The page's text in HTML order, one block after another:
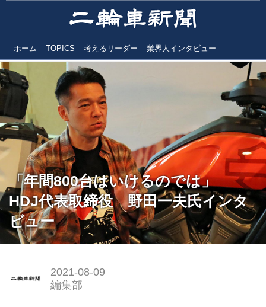
ホーム TOPICS 考えるリーダー 業界人インタビュー
「年間800台はいけるのでは」
HDJ代表取締役 野田一夫氏インタ
ビュー
2021-08-09
編集部